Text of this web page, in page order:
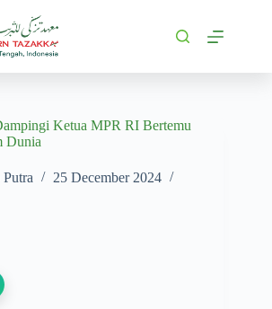
Ketua MPR RI Bertemu
Dunia
25 December 2024